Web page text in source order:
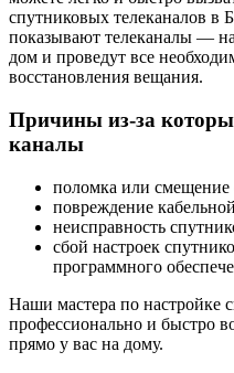
спутниковых телеканалов в
показывают телеканалы —
дом и проведут все
восстановления вещания.
Причины из-за
каналы
поломка или смещение
повреждение
неисправность
сбой настроек
программного
Наши мастера по настройке
профессионально и быстро
прямо у вас на дому.